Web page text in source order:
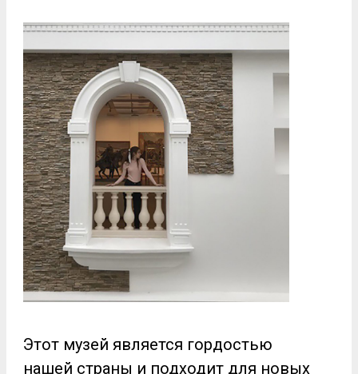
Этот музей является гордостью
нашей страны и подходит для новых